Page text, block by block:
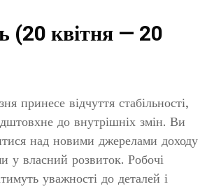
(20 квітня — 20
принесе відчуття стабільності,
до внутрішніх змін. Ви
над новими джерелами доходу
у власний розвиток. Робочі
уважності до деталей і